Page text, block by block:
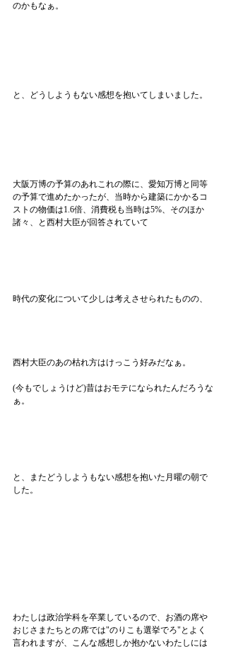
のかもなぁ。
と、どうしようもない感想を抱いてしまいました。
大阪万博の予算のあれこれの際に、愛知万博と同等
の予算で進めたかったが、当時から建築にかかるコ
ストの物価は1.6倍、消費税も当時は5%、そのほか
諸々、と西村大臣が回答されていて
時代の変化について少しは考えさせられたものの、
西村大臣のあの枯れ方はけっこう好みだなぁ。
(今もでしょうけど)昔はおモテになられたんだろうな
ぁ。
と、またどうしようもない感想を抱いた月曜の朝で
した。
わたしは政治学科を卒業しているので、お酒の席や
おじさまたちとの席では"のりこも選挙でろ"とよく
言われますが、こんな感想しか抱かないわたしには